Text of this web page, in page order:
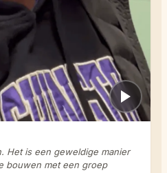
Het is een geweldige manier
bouwen met een groep